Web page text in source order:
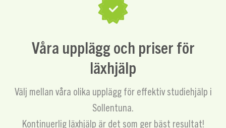
Våra upplägg och priser för
läxhjälp
Välj mellan våra olika upplägg för effektiv studiehjälp i
Sollentuna.
Kontinuerlig läxhjälp är det som ger bäst resultat!